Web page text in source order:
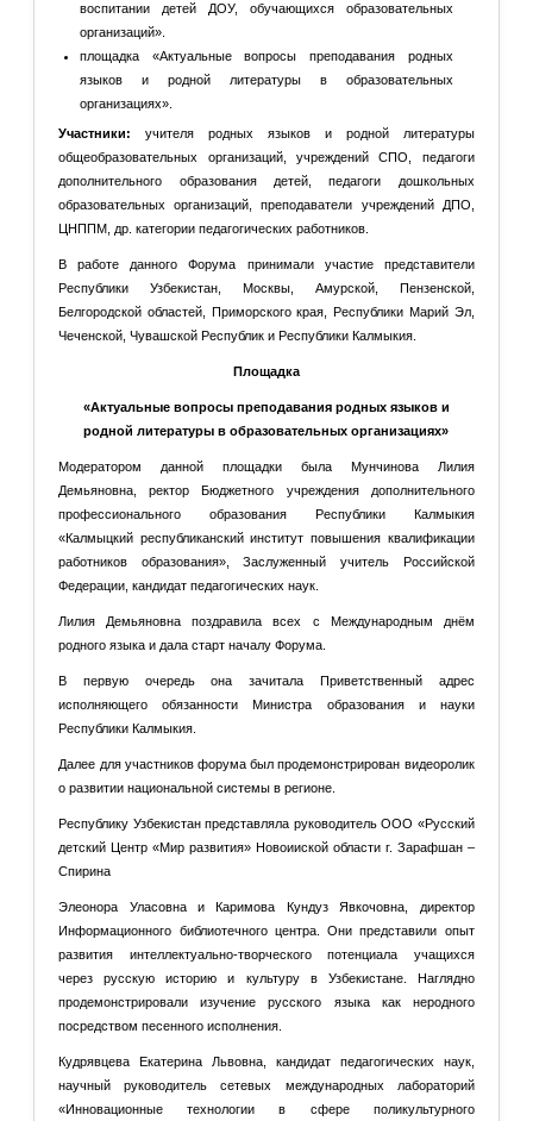
воспитании детей ДОУ, обучающихся образовательных
организаций».
площадка «Актуальные вопросы преподавания родных
языков и родной литературы в образовательных
организациях».
Участники:
учителя родных языков и родной литературы
общеобразовательных организаций, учреждений СПО, педагоги
дополнительного образования детей, педагоги дошкольных
образовательных организаций, преподаватели учреждений ДПО,
ЦНППМ, др. категории педагогических работников.
В работе данного Форума принимали участие представители
Республики Узбекистан, Москвы, Амурской, Пензенской,
Белгородской областей, Приморского края, Республики Марий Эл,
Чеченской, Чувашской Республик и Республики Калмыкия.
Площадка
«Актуальные вопросы преподавания родных языков и
родной литературы в образовательных организациях»
Модератором данной площадки была Мунчинова Лилия
Демьяновна, ректор Бюджетного учреждения дополнительного
профессионального образования Республики Калмыкия
«Калмыцкий республиканский институт повышения квалификации
работников образования», Заслуженный учитель Российской
Федерации, кандидат педагогических наук.
Лилия Демьяновна поздравила всех с Международным днём
родного языка и дала старт началу Форума.
В первую очередь она зачитала Приветственный адрес
исполняющего обязанности Министра образования и науки
Республики Калмыкия.
Далее для участников форума был продемонстрирован видеоролик
о развитии национальной системы в регионе.
Республику Узбекистан представляла руководитель ООО «Русский
детский Центр «Мир развития» Новоииской области г. Зарафшан –
Спирина
Элеонора Уласовна и Каримова Кундуз Явкочовна, директор
Информационного библиотечного центра. Они представили опыт
развития интеллектуально-творческого потенциала учащихся
через русскую историю и культуру в Узбекистане. Наглядно
продемонстрировали изучение русского языка как неродного
посредством песенного исполнения.
Кудрявцева Екатерина Львовна, кандидат педагогических наук,
научный руководитель сетевых международных лабораторий
«Инновационные технологии в сфере поликультурного